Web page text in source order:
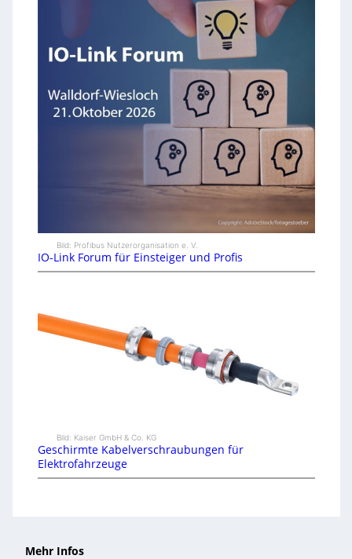
Bild: Profibus Nutzerorganisation e. V.
IO-Link Forum für Einsteiger und Profis
Bild: Kaiser GmbH & Co. KG
Geschirmte Kabelverschraubungen für
Elektrofahrzeuge
Mehr Infos